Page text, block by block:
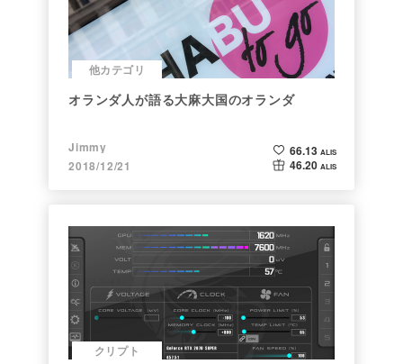
他カテゴリ
オランダ人が語る大麻大国のオランダ
Jimmy
2018/12/21
66.13 ALIS
46.20 ALIS
クリプト